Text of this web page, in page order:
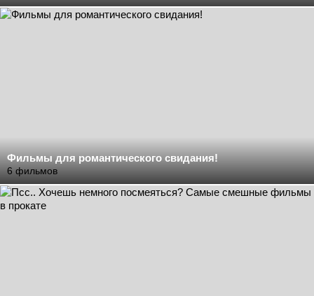
Фильмы для романтического свидания!
6 фильмов